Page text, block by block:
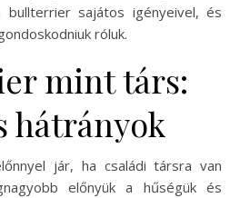
bullterrier sajátos igényeivel, és
róluk.
mint társ:
hátrányok
jár, ha családi társra van
előnyük a hűségük és